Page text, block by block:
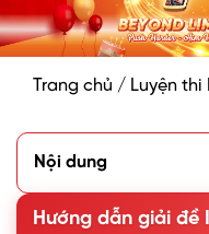
Trang chủ / Luyện thi
Nội dung
2. Từ vựng IELTS
Hướng dẫn giải đề